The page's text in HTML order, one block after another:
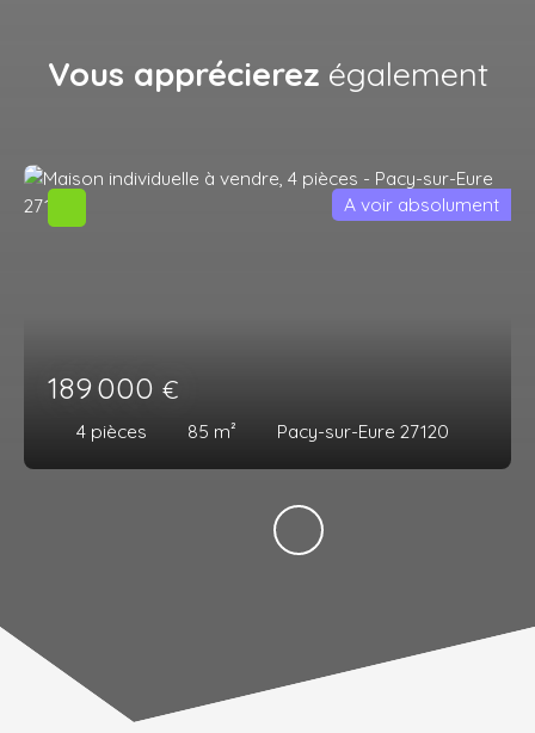
Vous apprécierez également
189 000 €
4 pièces 85 m² Pacy-sur-Eure 27120
A voir absolument